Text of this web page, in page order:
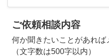
ご依頼相談内容
何か聞きたいことがあれ
（文字数は500字以内）